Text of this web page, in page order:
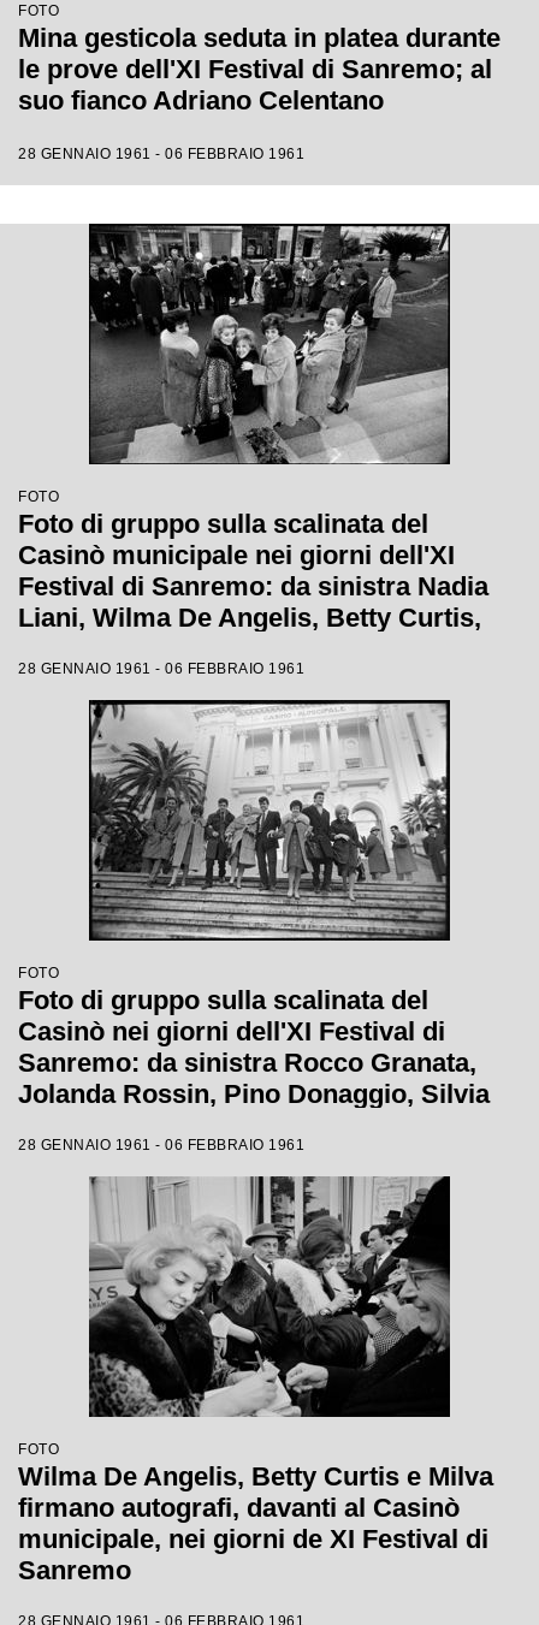
FOTO
Mina gesticola seduta in platea durante
le prove dell'XI Festival di Sanremo; al
suo fianco Adriano Celentano
28 GENNAIO 1961 - 06 FEBBRAIO 1961
FOTO
Foto di gruppo sulla scalinata del
Casinò municipale nei giorni dell'XI
Festival di Sanremo: da sinistra Nadia
Liani, Wilma De Angelis, Betty Curtis,
Mazzetti
28 GENNAIO 1961 - 06 FEBBRAIO 1961
FOTO
Foto di gruppo sulla scalinata del
Casinò nei giorni dell'XI Festival di
Sanremo: da sinistra Rocco Granata,
Jolanda Rossin, Pino Donaggio, Silvia
Renis e Betty Curtis
28 GENNAIO 1961 - 06 FEBBRAIO 1961
FOTO
Wilma De Angelis, Betty Curtis e Milva
firmano autografi, davanti al Casinò
municipale, nei giorni de XI Festival di
Sanremo
28 GENNAIO 1961 - 06 FEBBRAIO 1961